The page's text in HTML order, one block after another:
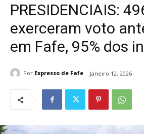
PRESIDENCIAIS:
exerceram voto
em Fafe, 95% dos
Por Expresso de Fafe Janeiro 12, 2026